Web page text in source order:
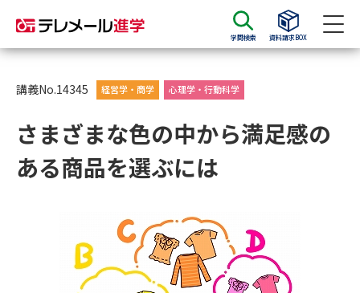
学問検索 資料請求BOX
資料請求 資料検索
大学・短大の資料種類から請求
総合型選抜・学校推薦型選抜 募
大学入学共通テスト利用選抜の
募集要項＆願書
講義No.14345 経営学・商学 心理学・行動科学
さまざまな色の中から満足感の
ある商品を選ぶには